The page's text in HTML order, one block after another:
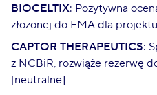
BIOCELTIX: Pozytywna
złożonej do EMA dla
CAPTOR THERAPEUTICS:
z NCBiR, rozwiąże rezerwę
[neutralne]